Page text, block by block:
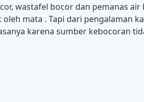
wastafel bocor dan pemanas
mata . Tapi dari pengalaman
karena sumber kebocoran